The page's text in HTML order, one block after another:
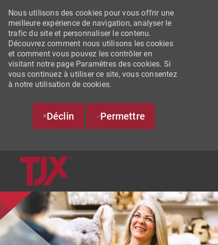
SKIP TO MAIN CONTENT
Nous utilisons des cookies pour vous offrir une
meilleure expérience de navigation, analyser le
trafic du site et personnaliser le contenu.
Découvrez comment nous utilisons les cookies
et comment vous pouvez les contrôler en
visitant notre page Paramètres des cookies. Si
vous continuez à utiliser ce site, vous consentez
à notre utilisation de cookies.
Déclin Permettre